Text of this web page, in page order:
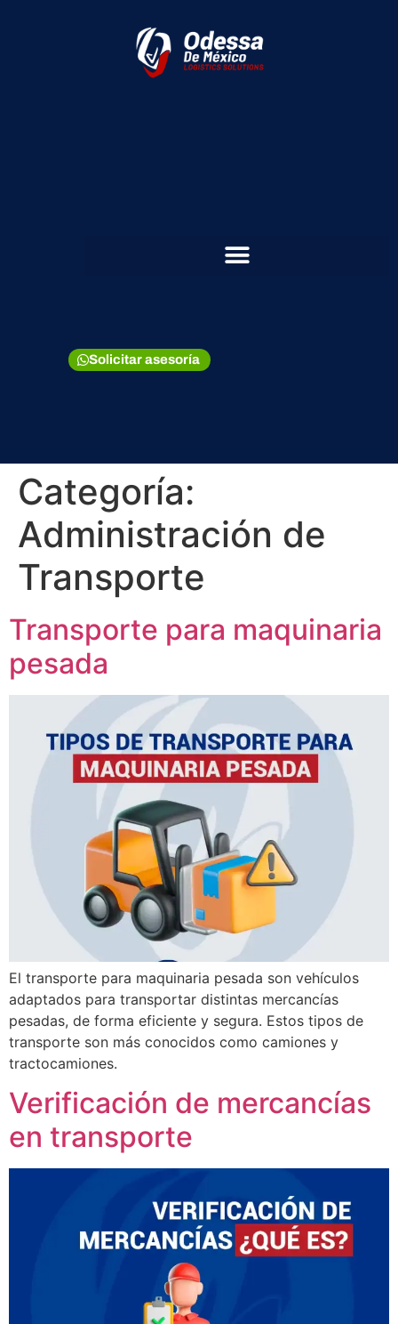
Solicitar asesoría
Categoría:
Administración de
Transporte
Transporte para maquinaria
pesada
El transporte para maquinaria pesada son vehículos
adaptados para transportar distintas mercancías
pesadas, de forma eficiente y segura. Estos tipos de
transporte son más conocidos como camiones y
tractocamiones.
Verificación de mercancías
en transporte